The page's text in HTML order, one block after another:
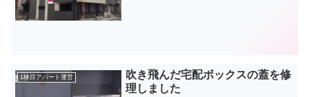
1棟目アパート運営
吹き飛んだ宅配ボックスの蓋を修
理しました